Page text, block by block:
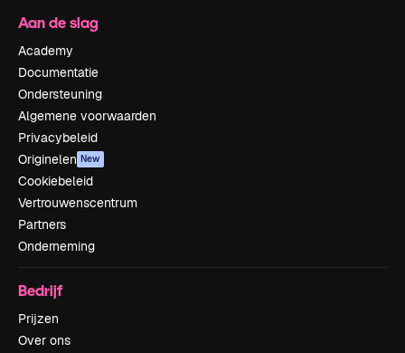
Aan de slag
Academy
Documentatie
Ondersteuning
Algemene voorwaarden
Privacybeleid
Originelen New
Cookiebeleid
Vertrouwenscentrum
Partners
Onderneming
Bedrijf
Prijzen
Over ons